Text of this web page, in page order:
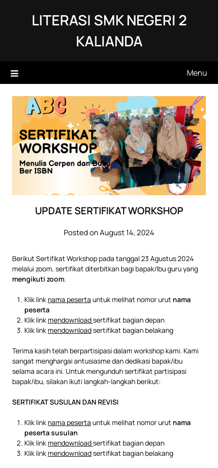
LITERASI SMK NEGERI 2
KALIANDA
Menu
UPDATE SERTIFIKAT WORKSHOP
Posted on August 14, 2024
Berikut Sertifikat Workshop pada tanggal 23 Agustus 2024
melalui zoom, sertifikat diterbitkan bagi bapak/Ibu guru yang
mengikuti zoom.
Klik link nama peserta untuk melihat nomor urut nama
peserta
Klik link mendownloadsertifikat bagian depan
Klik link mendownloadsertifikat bagian belakang
Terima kasih telah berpartisipasi dalam workshop kami. Kami
sangat menghargai antusiasme dan dedikasi bapak/ibu
selama acara ini. Untuk mengunduh sertifikat partisipasi
bapak/ibu, silakan ikuti langkah-langkah berikut:
SERTIFIKAT SUSULAN DAN REVISI
Klik link nama peserta untuk melihat nomor urut nama
peserta susulan
Klik link mendownloadsertifikat bagian depan
Klik link mendownloadsertifikat bagian belakang